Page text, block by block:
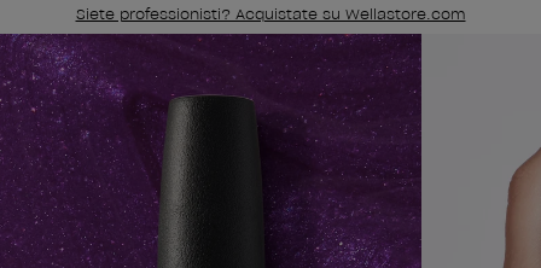
alla
pagina.
Siete professionisti? Acquistate su Wellastore.com